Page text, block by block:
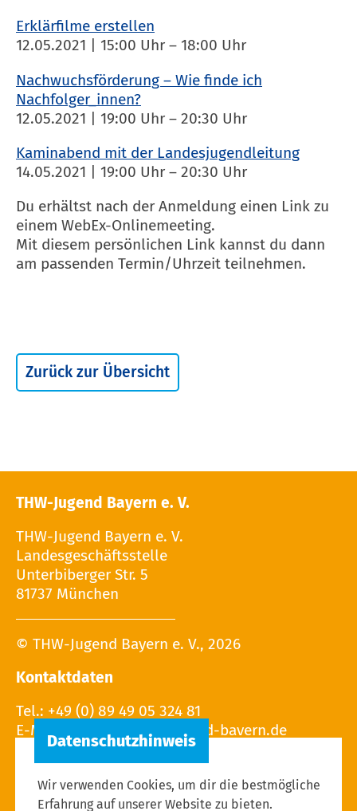
Erklärfilme erstellen
12.05.2021 | 15:00 Uhr – 18:00 Uhr
Nachwuchsförderung – Wie finde ich
Nachfolger_innen?
12.05.2021 | 19:00 Uhr – 20:30 Uhr
Kaminabend mit der Landesjugendleitung
14.05.2021 | 19:00 Uhr – 20:30 Uhr
Du erhältst nach der Anmeldung einen Link zu
einem WebEx-Onlinemeeting.
Mit diesem persönlichen Link kannst du dann
am passenden Termin/Uhrzeit teilnehmen.
Zurück zur Übersicht
THW-Jugend Bayern e. V.
THW-Jugend Bayern e. V.
Landesgeschäftsstelle
Unterbiberger Str. 5
81737 München
© THW-Jugend Bayern e. V., 2026
Kontaktdaten
Tel.: +49 (0) 89 49 05 324 81
E-Mail:
Wir verwenden Cookies, um dir die bestmögliche
Erfahrung auf unserer Website zu bieten.